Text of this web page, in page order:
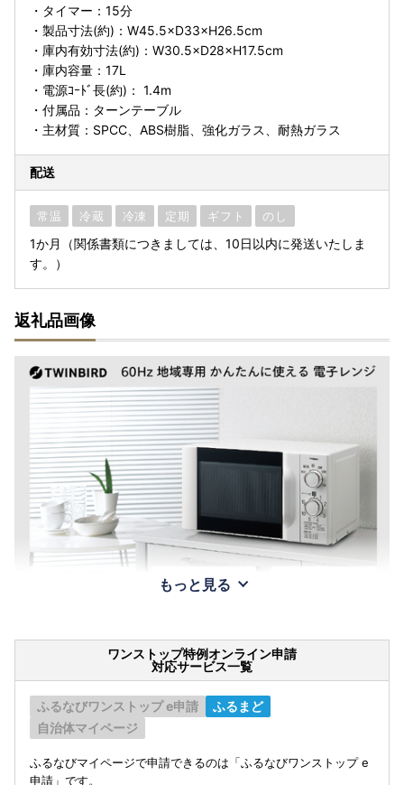
・タイマー：15分
・製品寸法(約)：W45.5×D33×H26.5cm
・庫内有効寸法(約)：W30.5×D28×H17.5cm
・庫内容量：17L
・電源ｺｰﾄﾞ長(約)： 1.4m
・付属品：ターンテーブル
・主材質：SPCC、ABS樹脂、強化ガラス、耐熱ガラス
配送
常温 冷蔵 冷凍 定期 ギフト のし
1か月（関係書類につきましては、10日以内に発送いたしま
す。）
返礼品画像
もっと見る
ワンストップ特例オンライン申請
対応サービス一覧
ふるなびワンストップ e申請
ふるまど
自治体マイページ
ふるなびマイページで申請できるのは「ふるなびワンストップ e
申請」です。